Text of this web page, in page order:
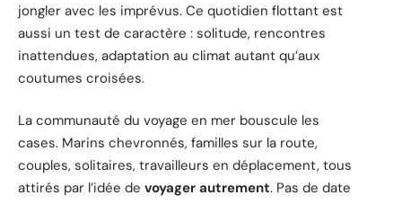
jongler avec les imprévus. Ce quotidien flottant est
aussi un test de caractère : solitude, rencontres
inattendues, adaptation au climat autant qu’aux
coutumes croisées.
La communauté du voyage en mer bouscule les
cases. Marins chevronnés, familles sur la route,
couples, solitaires, travailleurs en déplacement, tous
attirés par l’idée de voyager autrement. Pas de date